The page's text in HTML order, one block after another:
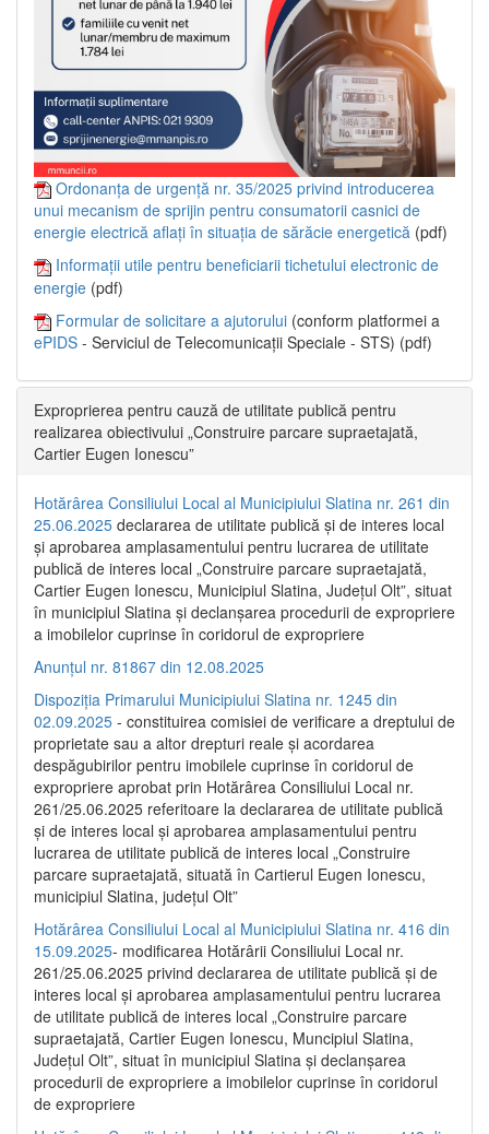
Ordonanța de urgență nr. 35/2025 privind introducerea
unui mecanism de sprijin pentru consumatorii casnici de
energie electrică aflați în situația de sărăcie energetică (pdf)
Informații utile pentru beneficiarii tichetului electronic de
energie (pdf)
Formular de solicitare a ajutorului (conform platformei a
ePIDS - Serviciul de Telecomunicații Speciale - STS) (pdf)
Exproprierea pentru cauză de utilitate publică pentru
realizarea obiectivului „Construire parcare supraetajată,
Cartier Eugen Ionescu”
Hotărârea Consiliului Local al Municipiului Slatina nr. 261 din
25.06.2025 declararea de utilitate publică și de interes local
și aprobarea amplasamentului pentru lucrarea de utilitate
publică de interes local „Construire parcare supraetajată,
Cartier Eugen Ionescu, Municipiul Slatina, Județul Olt”, situat
în municipiul Slatina și declanșarea procedurii de expropriere
a imobilelor cuprinse în coridorul de expropriere
Anunțul nr. 81867 din 12.08.2025
Dispoziția Primarului Municipiului Slatina nr. 1245 din
02.09.2025 - constituirea comisiei de verificare a dreptului de
proprietate sau a altor drepturi reale și acordarea
despăgubirilor pentru imobilele cuprinse în coridorul de
expropriere aprobat prin Hotărârea Consiliului Local nr.
261/25.06.2025 referitoare la declararea de utilitate publică
și de interes local și aprobarea amplasamentului pentru
lucrarea de utilitate publică de interes local „Construire
parcare supraetajată, situată în Cartierul Eugen Ionescu,
municipiul Slatina, județul Olt”
Hotărârea Consiliului Local al Municipiului Slatina nr. 416 din
15.09.2025- modificarea Hotărârii Consiliului Local nr.
261/25.06.2025 privind declararea de utilitate publică și de
interes local și aprobarea amplasamentului pentru lucrarea
de utilitate publică de interes local „Construire parcare
supraetajată, Cartier Eugen Ionescu, Muncipiul Slatina,
Județul Olt”, situat în municipiul Slatina și declanșarea
procedurii de expropriere a imobilelor cuprinse în coridorul
de expropriere